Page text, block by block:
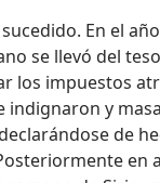
En el
se llevó del
los impuestos
indignaron y
de
en